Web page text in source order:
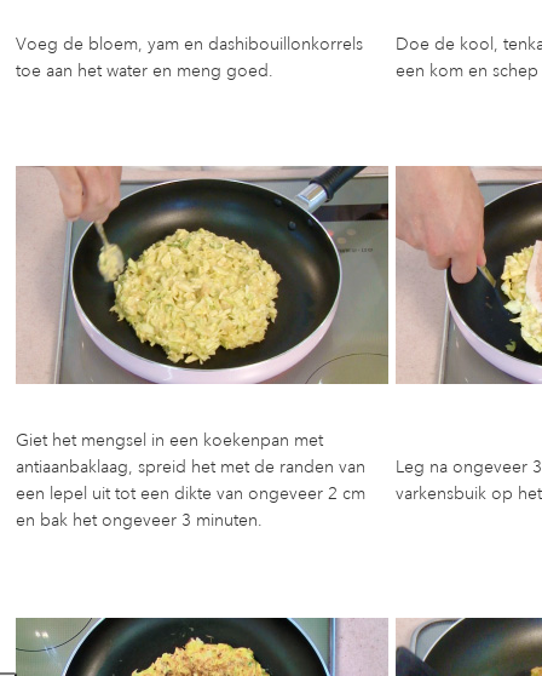
Voeg de bloem, yam en dashibouillonkorrels
toe aan het water en meng goed.
Doe de kool,
een kom en
Giet het mengsel in een koekenpan met
antiaanbaklaag, spreid het met de randen van
een lepel uit tot een dikte van ongeveer 2 cm
en bak het ongeveer 3 minuten.
Leg na ongeveer
varkensbuik op